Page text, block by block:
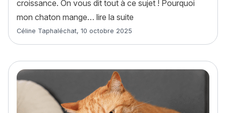
croissance. On vous dit tout à ce sujet ! Pourquoi
mon chaton mange… lire la suite
Article rédigé par
Céline Taphaléchat, 10 octobre 2025